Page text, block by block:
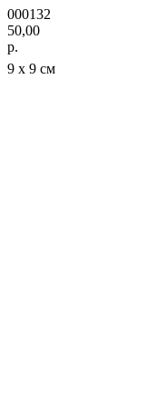
000132
50,00
р.
9 х 9 см